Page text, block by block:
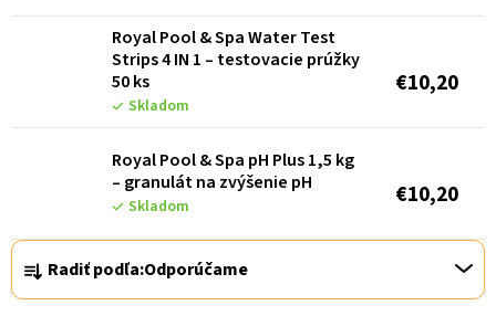
Royal Pool & Spa Water Test
Strips 4 IN 1 – testovacie prúžky
50 ks
Skladom
€10,20
Royal Pool & Spa pH Plus 1,5 kg
– granulát na zvýšenie pH
Skladom €10,20
R
a
Radiť podľa:Odporúčame
k
v